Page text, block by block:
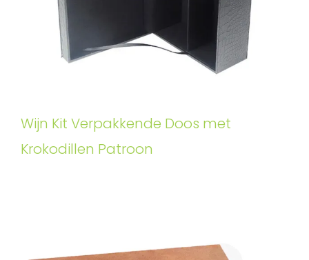
Wijn Kit Verpakkende Doos met
Krokodillen Patroon